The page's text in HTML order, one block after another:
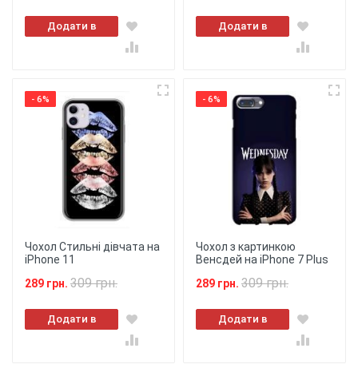
Додати в
кошик
Додати в
кошик
- 6%
Чохол Стильні дівчата на
iPhone 11
289 грн. 309 грн.
Додати в
кошик
- 6%
Чохол з картинкою
Венсдей на iPhone 7 Plus
289 грн. 309 грн.
Додати в
кошик